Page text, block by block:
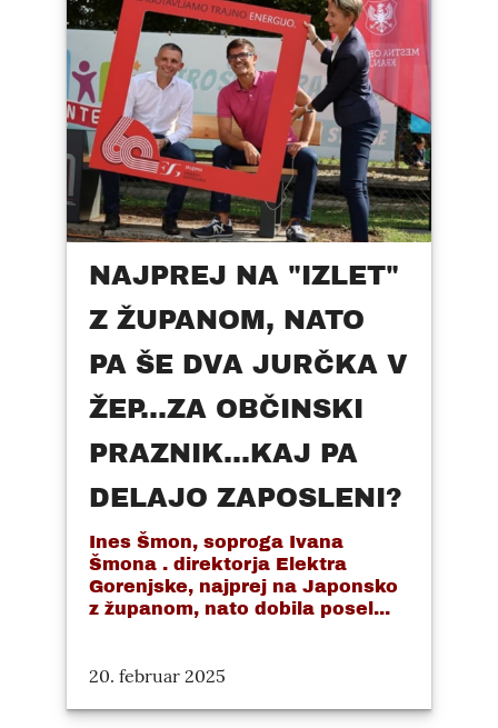
NAJPREJ NA "IZLET"
Z ŽUPANOM, NATO
PA ŠE DVA JURČKA V
ŽEP...ZA OBČINSKI
PRAZNIK...KAJ PA
DELAJO ZAPOSLENI?
Ines Šmon, soproga Ivana
Šmona . direktorja Elektra
Gorenjske, najprej na Japonsko
z županom, nato dobila posel...
20. februar 2025